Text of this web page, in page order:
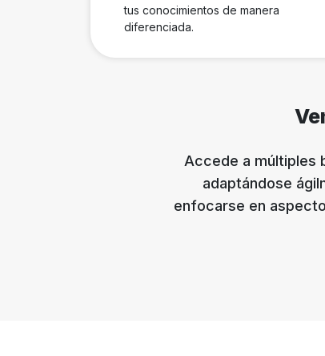
tus conocimientos de manera
diferenciada.
Accede a múltiples
adaptándose
enfocarse en